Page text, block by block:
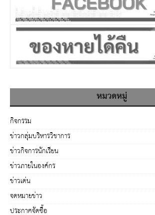
หมวดหมู่
กิจกรรม
ข่าวกลุ่มบริหารวิชาการ
ข่าวกิจการนักเรียน
ข่าวภายในองค์กร
ข่าวเด่น
จดหมายข่าว
ประกาศจัดซื้อ